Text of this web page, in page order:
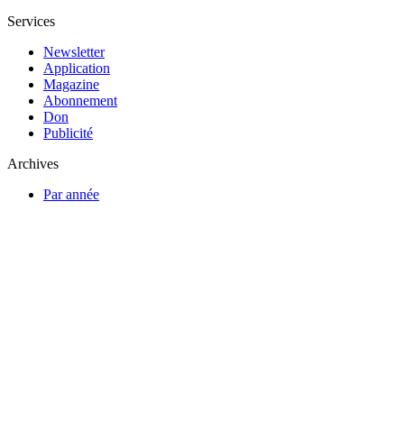
Services
Newsletter
Application
Magazine
Abonnement
Don
Publicité
Archives
Par année